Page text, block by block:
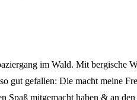
im Wald. Mit bergische
gut gefallen: Die macht meine
mitgemacht haben & an